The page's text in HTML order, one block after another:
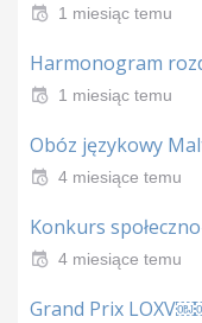
1 miesiąc temu
Harmonogram
1 miesiąc temu
Obóz językowy
4 miesiące temu
Konkurs
4 miesiące temu
Grand Prix